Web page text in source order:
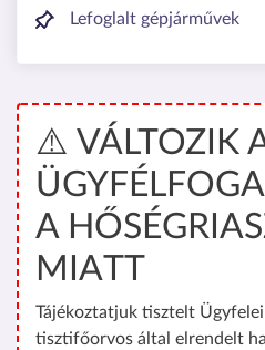
Lefoglalt gépjárművek
⚠️ VÁLTOZIK
A
MIATT
Tájékoztatjuk tisztelt
tisztifőorvos által elrendelt